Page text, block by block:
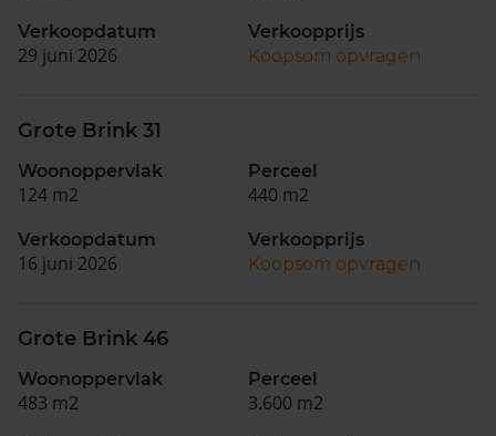
Verkoopdatum
29 juni 2026
Verkoopprijs
Koopsom opvragen
Grote Brink 31
Woonoppervlak
124 m2
Perceel
440 m2
Verkoopdatum
16 juni 2026
Verkoopprijs
Koopsom opvragen
Grote Brink 46
Woonoppervlak
483 m2
Perceel
3.600 m2